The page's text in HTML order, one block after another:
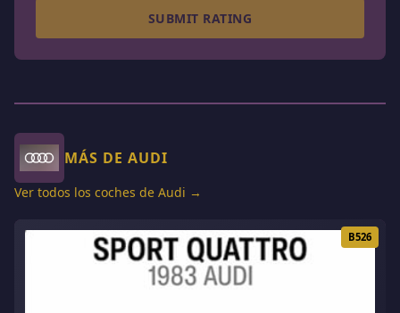
SUBMIT RATING
MÁS DE AUDI
Ver todos los coches de Audi →
B526